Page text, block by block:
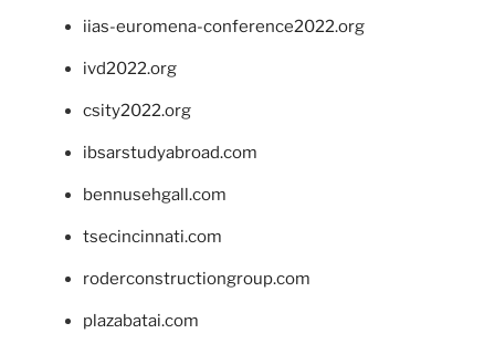
iias-euromena-conference2022.org
ivd2022.org
csity2022.org
ibsarstudyabroad.com
bennusehgall.com
tsecincinnati.com
roderconstructiongroup.com
plazabatai.com